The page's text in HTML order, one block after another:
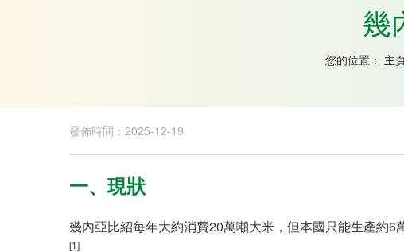
幾
您的位置： 主
發佈時間：2025-12-19
一、現狀
幾內亞比紹每年大約消費20萬噸大米，但本國只能生產約6
[1]